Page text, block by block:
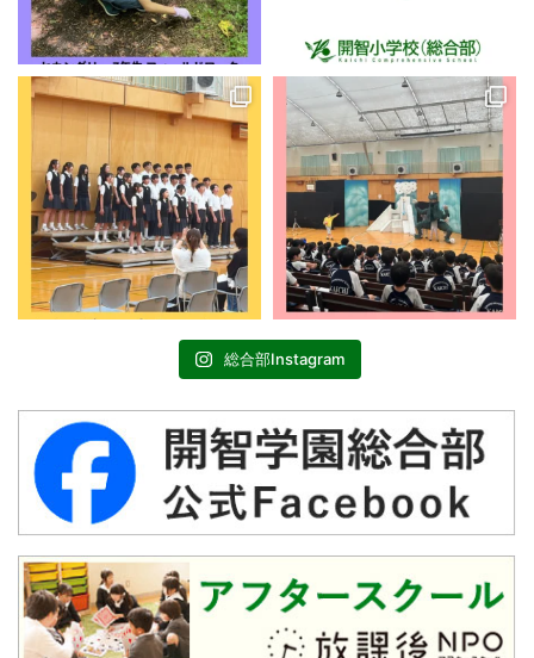
総合部Instagram